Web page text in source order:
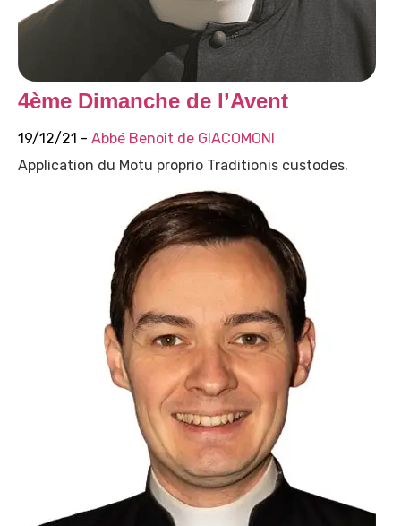
4ème Dimanche de l’Avent
19/12/21 - Abbé Benoît de GIACOMONI
Application du Motu proprio Traditionis custodes.